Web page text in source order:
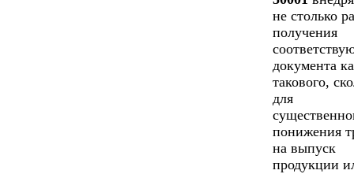
не столько
получения
документа
такового,
для
понижения
на выпуск
продукции